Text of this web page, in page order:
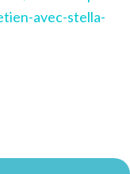
avec-stella-